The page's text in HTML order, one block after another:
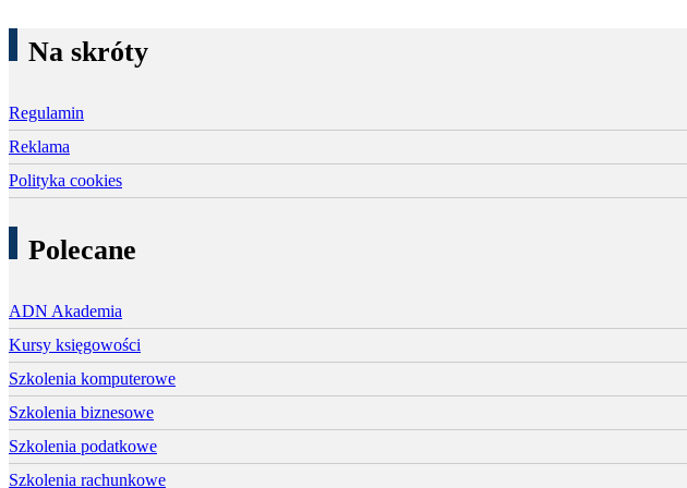
Na skróty
Regulamin
Reklama
Polityka cookies
Polecane
ADN Akademia
Kursy księgowości
Szkolenia komputerowe
Szkolenia biznesowe
Szkolenia podatkowe
Szkolenia rachunkowe